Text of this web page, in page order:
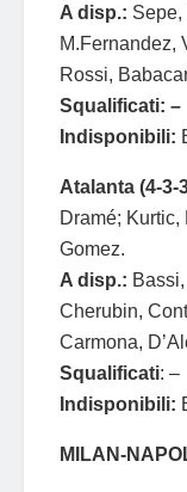
A disp.: Sepe,
M.Fernandez,
Rossi,
Squalificati: –
Indisponibili:
Atalanta (4-3-
Dramé;
Gomez.
A disp.:
Cherubin,
Carmona,
Squalificati: –
Indisponibili:
MILAN-